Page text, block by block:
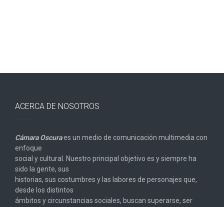
ACERCA DE NOSOTROS
Cámara Oscuraes un medio de comunicación multimedia con
enfoque
social y cultural. Nuestro principal objetivo es y siempre ha
sido la gente, sus
historias, sus costumbres y las labores de personajes que,
desde los distintos
ámbitos y circunstancias sociales, buscan superarse, ser